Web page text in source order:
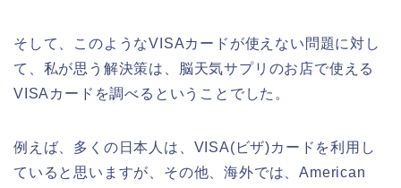
そして、このようなVISAカードが使えない問題に対し
て、私が思う解決策は、脳天気サプリのお店で使える
VISAカードを調べるということでした。
例えば、多くの日本人は、VISA(ビザ)カードを利用し
ていると思いますが、その他、海外では、American